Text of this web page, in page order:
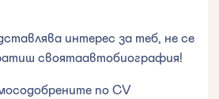
интерес за теб, не се
своятаавтобиография!
по CV